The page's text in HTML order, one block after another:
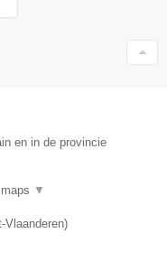
en in de provincie
▼
Vlaanderen)